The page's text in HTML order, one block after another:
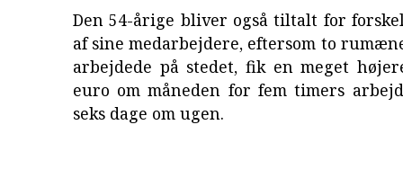
Den 54-årige bliver også tiltalt for
af sine medarbejdere, eftersom to
arbejdede på stedet, fik en meget
euro om måneden for fem timers
seks dage om ugen.